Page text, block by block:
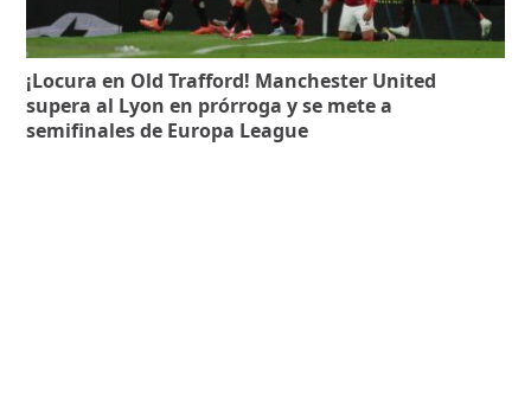
¡Locura en Old Trafford! Manchester United
supera al Lyon en prórroga y se mete a
semifinales de Europa League